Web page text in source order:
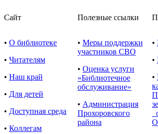
Сайт Полезные ссылки
• О библиотеке
• Читателям
• Наш край
• Для детей
• Доступная среда
• Коллегам
• Меры поддержки
участников СВО
• Оценка услуги
«Библиотечное
обслуживание»
• Администрация
Прохоровского
района
•
•
•